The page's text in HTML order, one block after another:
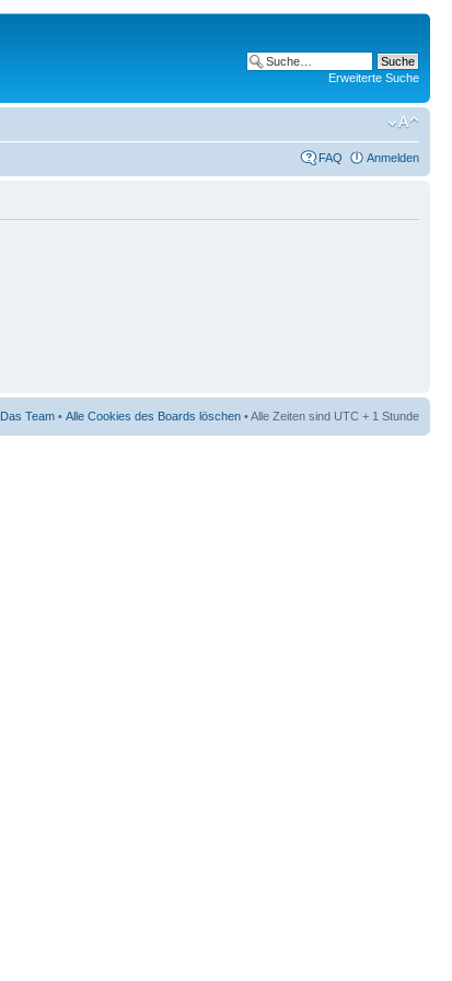
Erweiterte Suche
FAQ Anmelden
Das Team • Alle Cookies des Boards löschen • Alle Zeiten sind UTC + 1 Stunde